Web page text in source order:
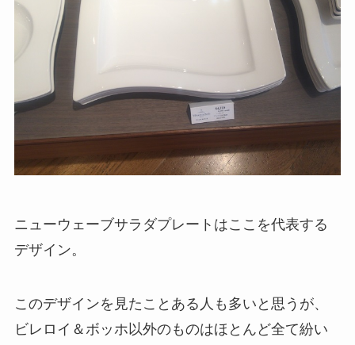
ニューウェーブサラダプレートはここを代表する
デザイン。
このデザインを見たことある人も多いと思うが、
ビレロイ＆ボッホ以外のものはほとんど全て紛い